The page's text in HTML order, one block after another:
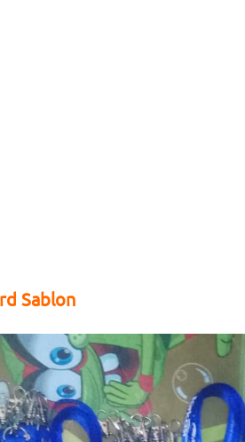
Sablon